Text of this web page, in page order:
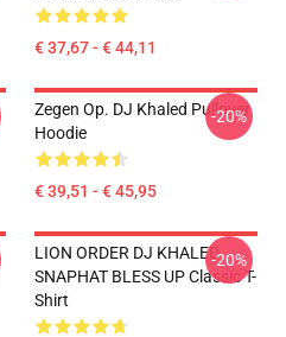
€ 37,67 - € 44,11
Zegen Op. DJ Khaled Pullover
Hoodie
€ 39,51 - € 45,95
-20%
LION ORDER DJ KHALED
SNAPHAT BLESS UP Classic T-
Shirt
-20%